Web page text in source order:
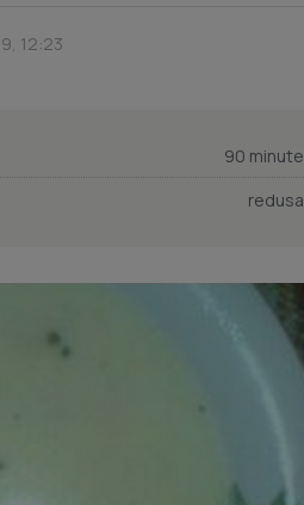
12:23
90 minute
redusa